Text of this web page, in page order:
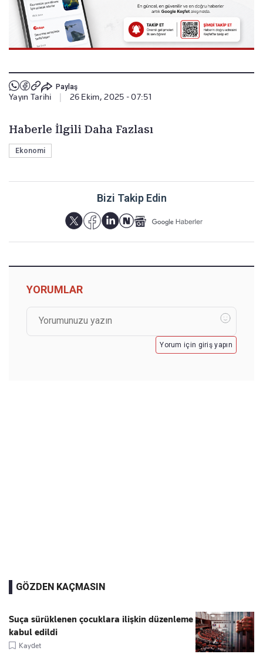
Paylaş
Yayın Tarihi 26 Ekim, 2025 - 07:51
Haberle İlgili Daha Fazlası
Ekonomi
Bizi Takip Edin
YORUMLAR
Yorum için giriş yapın
GÖZDEN KAÇMASIN
Suça sürüklenen çocuklara ilişkin düzenleme
kabul edildi
Kaydet